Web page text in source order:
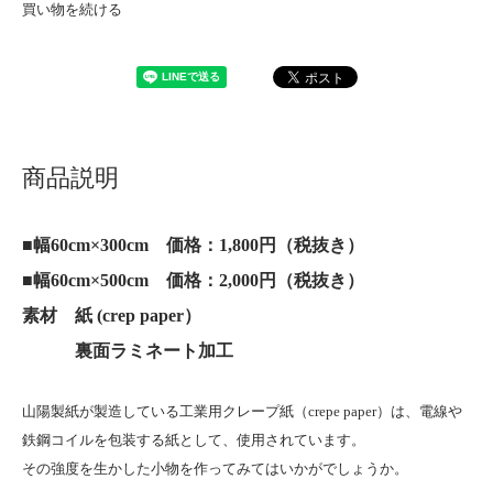
買い物を続ける
商品説明
■幅60cm×300cm 価格：1,800円（税抜き）
■幅60cm×500cm 価格：2,000円（税抜き）
素材 紙 (crep paper）
裏面ラミネート加工
山陽製紙が製造している工業用クレープ紙（crepe paper）は、電線や
鉄鋼コイルを包装する紙として、使用されています。
その強度を生かした小物を作ってみてはいかがでしょうか。